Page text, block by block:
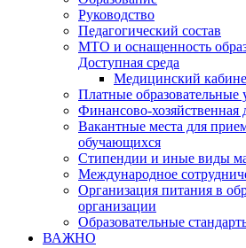
Руководство
Педагогический состав
МТО и оснащенность
Доступная среда
Медицинский
Платные образовательные
Финансово-хозяйственная
Вакантные места для
обучающихся
Стипендии и иные виды
Международное
Организация питания в
организации
Образовательные
ВАЖНО